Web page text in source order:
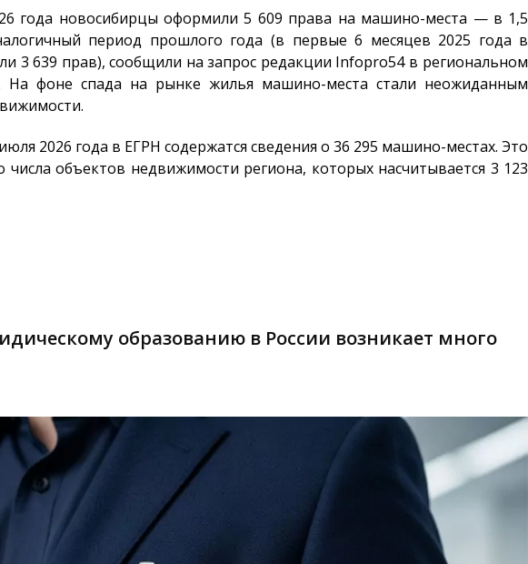
года новосибирцы оформили 5 609 права на машино-места — в 1,5
период прошлого года (в первые 6 месяцев 2025 года в
3 639 прав), сообщили на запрос редакции Infopro54в региональном
На фоне спада на рынке жилья машино-места стали неожиданным
2026 года в ЕГРН содержатся сведения о 36 295 машино-местах. Это
числа объектов недвижимости региона, которых насчитывается 3 123
образованию в России возникает много